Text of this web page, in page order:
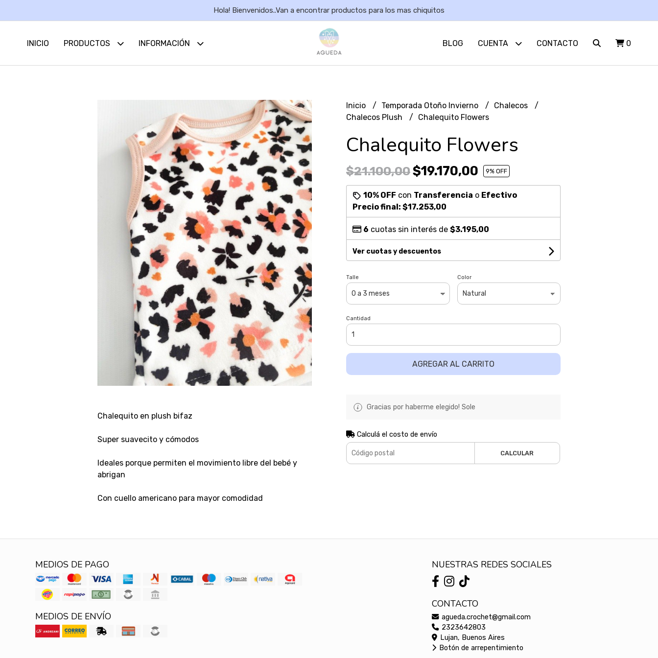
Hola! Bienvenidos..Van a encontrar productos para los mas chiquitos
INICIO PRODUCTOS INFORMACIÓN BLOG CUENTA CONTACTO 0
Chalequito en plush bifaz
Super suavecito y cómodos
Ideales porque permiten el movimiento libre del bebé y
abrigan
Con cuello americano para mayor comodidad
Inicio Temporada Otoño Invierno
Chalecos
Chalecos Plush
Chalequito Flowers
Chalequito Flowers
$21.100,00$19.170,00 9% OFF
10% OFF con Transferencia o Efectivo
Precio final: $17.253,00
6 cuotas sin interés de $3.195,00
Ver cuotas y descuentos
Talle Color
Cantidad
AGREGAR AL CARRITO
Gracias por haberme elegido! Sole
Calculá el costo de envío
CALCULAR
MEDIOS DE PAGO
MEDIOS DE ENVÍO
NUESTRAS REDES SOCIALES
CONTACTO
agueda.crochet@gmail.com
2323642803
Lujan, Buenos Aires
Botón de arrepentimiento